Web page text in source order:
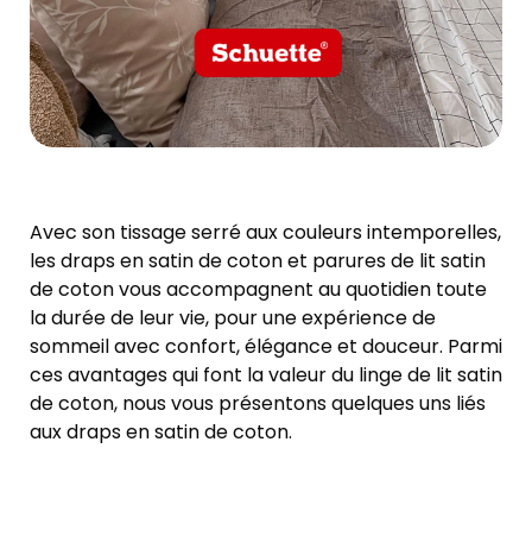
Avec son tissage serré aux couleurs intemporelles,
les draps en satin de coton et parures de lit satin
de coton vous accompagnent au quotidien toute
la durée de leur vie, pour une expérience de
sommeil avec confort, élégance et douceur. Parmi
ces avantages qui font la valeur du linge de lit satin
de coton, nous vous présentons quelques uns liés
aux draps en satin de coton.